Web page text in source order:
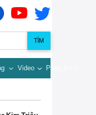
TÌM
Video Pháp âm